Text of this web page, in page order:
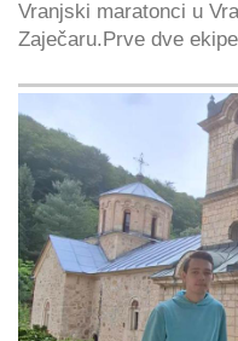
Vranjski maratonci u
Zaječaru.Prve dve